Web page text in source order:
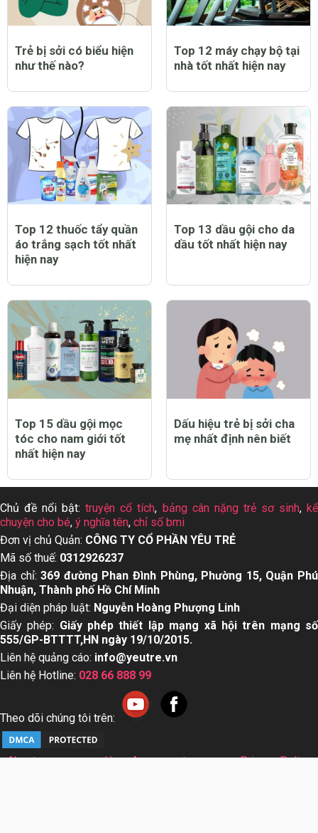
Trẻ bị sởi có biểu hiện
như thế nào?
Top 12 máy chạy bộ tại
nhà tốt nhất hiện nay
Top 12 thuốc tẩy quần
áo trắng sạch tốt nhất
hiện nay
Top 13 dầu gội cho da
dầu tốt nhất hiện nay
Top 15 dầu gội mọc
tóc cho nam giới tốt
nhất hiện nay
Dấu hiệu trẻ bị sởi cha
mẹ nhất định nên biết
Chủ đề nổi bật:truyện cổ tích, bảng cân nặng trẻ sơ sinh,kể
chuyện cho bé, ý nghĩa tên, chỉ số bmi
Đơn vị chủ Quản: CÔNG TY CỔ PHẦN YÊU TRẺ
Mã số thuế: 0312926237
Địa chỉ:369 đường Phan Đình Phùng, Phường 15, Quận Phú
Nhuận, Thành phố Hồ Chí Minh
Đại diện pháp luật: Nguyễn Hoàng Phượng Linh
Giấy phép: Giấy phép thiết lập mạng xã hội trên mạng số
555/GP-BTTTT,HN ngày 19/10/2015.
Liên hệ quảng cáo: info@yeutre.vn
Liên hệ Hotline: 028 66 888 99
Theo dõi chúng tôi trên:
About us User Agreement
Privacy Policy